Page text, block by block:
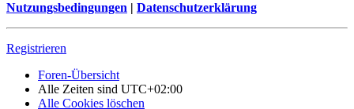
Nutzungsbedingungen | Datenschutzerklärung
Registrieren
Foren-Übersicht
Alle Zeiten sind UTC+02:00
Alle Cookies löschen